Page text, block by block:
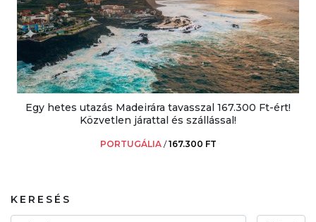
Egy hetes utazás Madeirára tavasszal 167.300 Ft-ért!
Közvetlen járattal és szállással!
PORTUGÁLIA /167.300 FT
KERESÉS